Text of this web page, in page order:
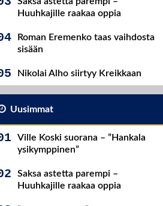
Huuhkajille raakaa oppia
Roman Eremenko taas vaihdosta
sisään
Nikolai Alho siirtyy Kreikkaan
Uusimmat
Ville Koski suorana – ”Hankala
ysikymppinen”
Saksa astetta parempi –
Huuhkajille raakaa oppia